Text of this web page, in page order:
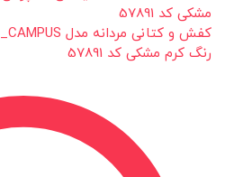
رنگ کرم مشکی کد 57891